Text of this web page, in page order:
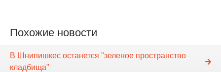
Похожие новости
В Шнипишкес останется "зеленое пространство
кладбища"